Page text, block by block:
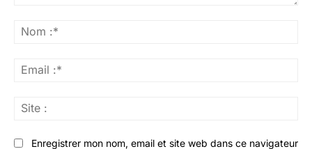
Enregistrer mon nom, email et site web dans ce navigateur